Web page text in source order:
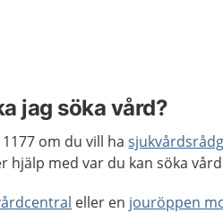
jag söka vård?
om du vill ha
hjälp med var du kan söka
eller en jouröppen